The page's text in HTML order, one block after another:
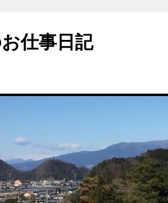
仕事日記